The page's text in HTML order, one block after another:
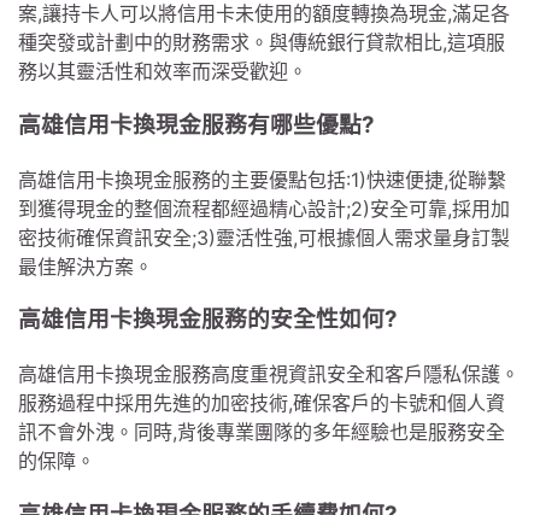
案,讓持卡人可以將信用卡未使用的額度轉換為現金,滿足各
種突發或計劃中的財務需求。與傳統銀行貸款相比,這項服
務以其靈活性和效率而深受歡迎。
高雄信用卡換現金服務有哪些優點?
高雄信用卡換現金服務的主要優點包括:1)快速便捷,從聯繫
到獲得現金的整個流程都經過精心設計;2)安全可靠,採用加
密技術確保資訊安全;3)靈活性強,可根據個人需求量身訂製
最佳解決方案。
高雄信用卡換現金服務的安全性如何?
高雄信用卡換現金服務高度重視資訊安全和客戶隱私保護。
服務過程中採用先進的加密技術,確保客戶的卡號和個人資
訊不會外洩。同時,背後專業團隊的多年經驗也是服務安全
的保障。